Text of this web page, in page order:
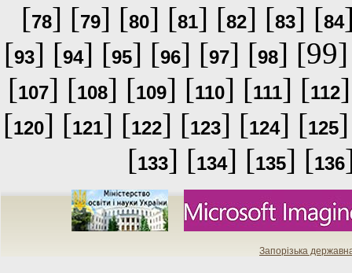
[78] [79] [80] [81] [82] [83] [84
[93] [94] [95] [96] [97] [98]
[107] [108] [109] [110] [111] [112
[120] [121] [122] [123] [124] [125
[133] [134] [135] [136
Запорізька